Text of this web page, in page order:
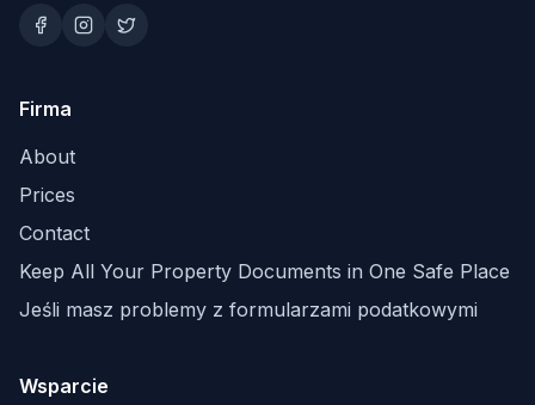
Firma
About
Prices
Contact
Keep All Your Property Documents in One Safe Place
Jeśli masz problemy z formularzami podatkowymi
Wsparcie